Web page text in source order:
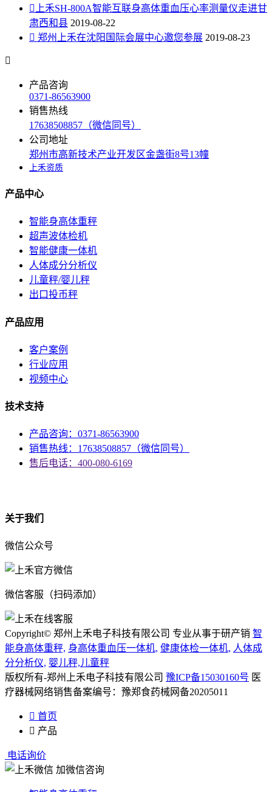
 上禾SH-800A智能互联身高体重血压心率测量仪走进甘
肃西和县 2019-08-22
 郑州上禾在沈阳国际会展中心邀您参展 2019-08-23

产品咨询
0371-86563900
销售热线
17638508857（微信同号）
公司地址
郑州市高新技术产业开发区金盏街8号13幢
上禾资质
产品中心
智能身高体重秤
超声波体检机
智能健康一体机
人体成分分析仪
儿童秤/婴儿秤
出口投币秤
产品应用
客户案例
行业应用
视频中心
技术支持
产品咨询：0371-86563900
销售热线：17638508857（微信同号）
售后电话：400-080-6169
关于我们
微信公众号
微信客服（扫码添加）
Copyright© 郑州上禾电子科技有限公司 专业从事于研产销 智
能身高体重秤, 身高体重血压一体机, 健康体检一体机, 人体成
分分析仪, 婴儿秤,儿童秤
版权所有-郑州上禾电子科技有限公司 豫ICP备15030160号 医
疗器械网络销售备案编号：豫郑食药械网备20205011
 首页
 产品
电话询价
加微信咨询